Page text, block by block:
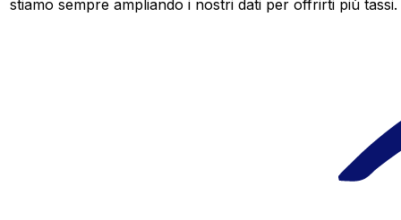
stiamo sempre ampliando i nostri dati per offrirti più tassi.